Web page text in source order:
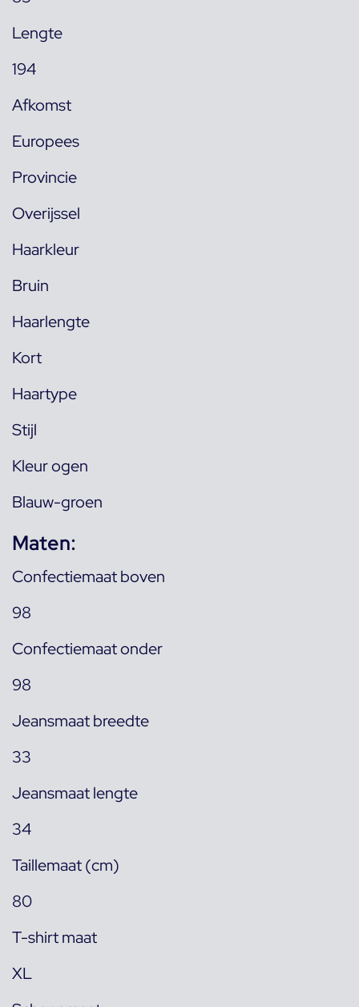
Lengte
194
Afkomst
Europees
Provincie
Overijssel
Haarkleur
Bruin
Haarlengte
Kort
Haartype
Stijl
Kleur ogen
Blauw-groen
Maten:
Confectiemaat boven
98
Confectiemaat onder
98
Jeansmaat breedte
33
Jeansmaat lengte
34
Taillemaat (cm)
80
T-shirt maat
XL